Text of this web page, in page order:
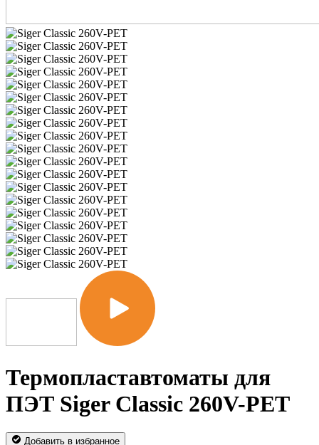
Термопластавтоматы для
ПЭТ Siger Classic 260V-PET
Добавить в избранное